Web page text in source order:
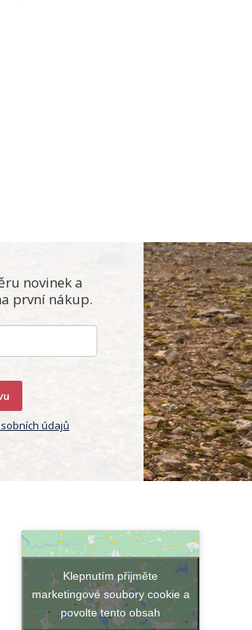
novinek a
první nákup.
údajů
Klepnutím přijměte
marketingové soubory cookie a
povolte tento obsah